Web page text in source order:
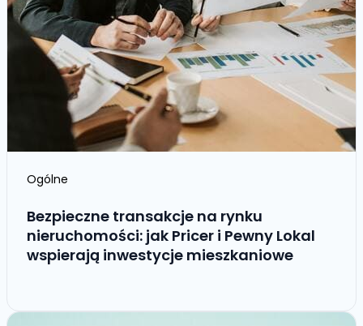
Ogólne
Bezpieczne transakcje na rynku
nieruchomości: jak Pricer i Pewny Lokal
wspierają inwestycje mieszkaniowe